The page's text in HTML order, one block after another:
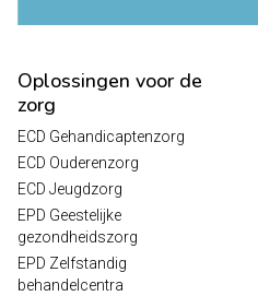
Oplossingen voor de
zorg
ECD Gehandicaptenzorg
ECD Ouderenzorg
ECD Jeugdzorg
EPD Geestelijke
gezondheidszorg
EPD Zelfstandig
behandelcentra